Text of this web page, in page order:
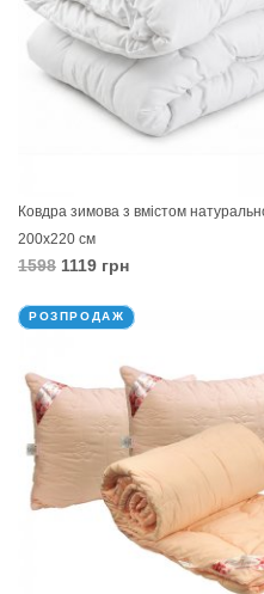
Ковдра зимова з вмістом
200х220 см
1598 1119 грн
РОЗПРОДАЖ